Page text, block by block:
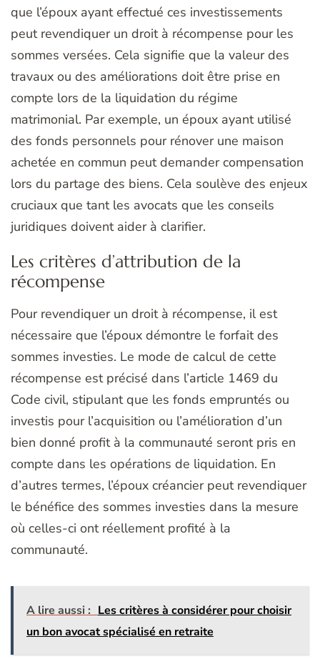
que l’époux ayant effectué ces investissements
peut revendiquer un droit à récompense pour les
sommes versées. Cela signifie que la valeur des
travaux ou des améliorations doit être prise en
compte lors de la liquidation du régime
matrimonial. Par exemple, un époux ayant utilisé
des fonds personnels pour rénover une maison
achetée en commun peut demander compensation
lors du partage des biens. Cela soulève des enjeux
cruciaux que tant les avocats que les conseils
juridiques doivent aider à clarifier.
Les critères d’attribution de la
récompense
Pour revendiquer un droit à récompense, il est
nécessaire que l’époux démontre le forfait des
sommes investies. Le mode de calcul de cette
récompense est précisé dans l’article 1469 du
Code civil, stipulant que les fonds empruntés ou
investis pour l’acquisition ou l’amélioration d’un
bien donné profit à la communauté seront pris en
compte dans les opérations de liquidation. En
d’autres termes, l’époux créancier peut revendiquer
le bénéfice des sommes investies dans la mesure
où celles-ci ont réellement profité à la
communauté.
A lire aussi : Les critères à considérer pour choisir
un bon avocat spécialisé en retraite